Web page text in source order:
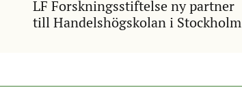
LF Forskningsstiftelse ny partner
till Handelshögskolan i Stockholm